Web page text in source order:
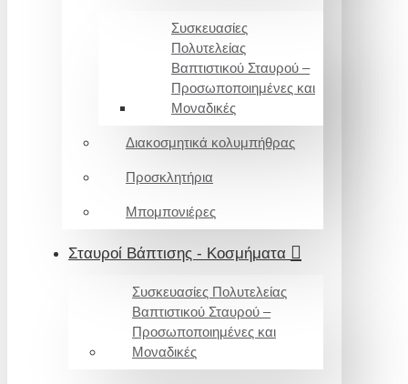
Συσκευασίες
Πολυτελείας
Βαπτιστικού Σταυρού –
Προσωποποιημένες και
Μοναδικές
Διακοσμητικά κολυμπήθρας
Προσκλητήρια
Μπομπονιέρες
Σταυροί Βάπτισης - Κοσμήματα
Συσκευασίες Πολυτελείας
Βαπτιστικού Σταυρού –
Προσωποποιημένες και
Μοναδικές